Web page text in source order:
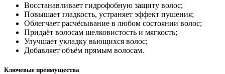
Восстанавливает гидрофобную защиту волос;
Повышает гладкость, устраняет эффект пушения;
Облегчает расчёсывание в любом состоянии волос;
Придаёт волосам шелковистость и мягкость;
Улучшает укладку вьющихся волос;
Добавляет объём прямым волосам.
Ключевые преимущества